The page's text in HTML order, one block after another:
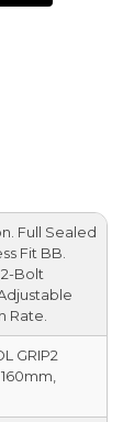
Full Sealed
Fit BB.
Bolt
Rate.
GRIP2